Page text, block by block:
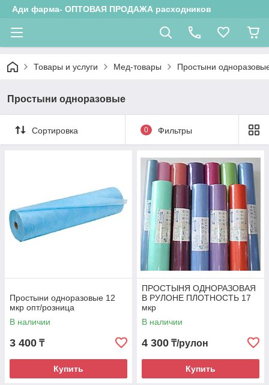
Ади фарма- ОПТОВАЯ ПРОДАЖА расходников
Товары и услуги Мед-товары Простыни
Простыни одноразовые
Сортировка 0 Фильтры
Простыни одноразовые 12
мкр опт/розница
В наличии
3 400 ₸
Купить
ПРОСТЫНЯ ОДНОРАЗОВАЯ
В РУЛОНЕ ПЛОТНОСТЬ 17
мкр
В наличии
4 300 ₸/рулон
Купить